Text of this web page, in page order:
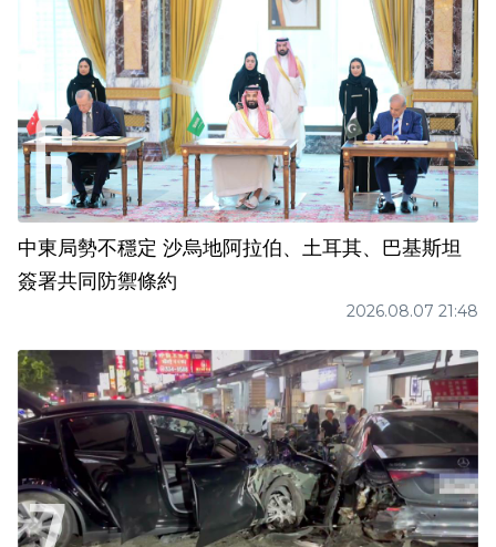
中東局勢不穩定 沙烏地阿拉伯、土耳其、巴基斯坦
簽署共同防禦條約
2026.08.07 21:48